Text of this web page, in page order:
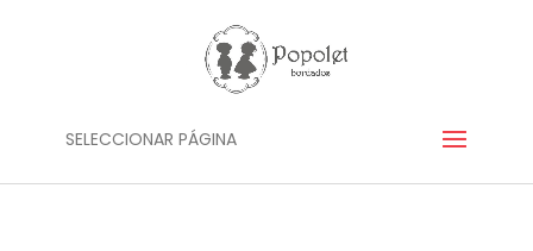
SELECCIONAR PÁGINA